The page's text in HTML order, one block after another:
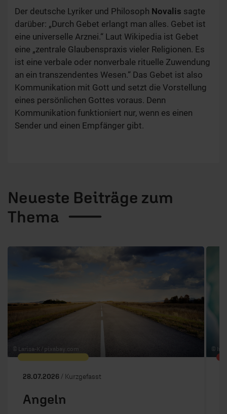
Der deutsche Lyriker und Philosoph Novalis sagte
darüber: „Durch Gebet erlangt man alles. Gebet ist
eine universelle Arznei.“ Laut Wikipedia ist Gebet
eine „zentrale Glaubenspraxis vieler Religionen. Es
ist eine verbale oder nonverbale rituelle Zuwendung
an ein transzendentes Wesen.“ Das Gebet ist also
Kommunikation mit Gott und setzt die Vorstellung
eines persönlichen Gottes voraus. Denn
Kommunikation funktioniert nur, wenn es einen
Sender und einen Empfänger gibt.
Neueste Beiträge zum
Thema
© Larisa-K / pixabay.com
28.07.2026 / Kurzgefasst
Angeln
© In